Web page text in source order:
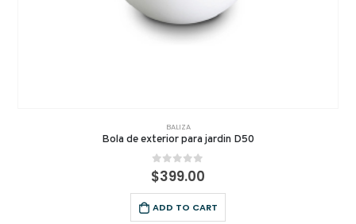
BALIZA
Bola de exterior para jardin D50
0 out of 5
$399.00
ADD TO CART